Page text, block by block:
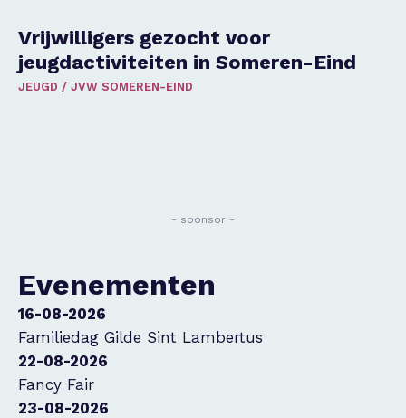
Vrijwilligers gezocht voor
jeugdactiviteiten in Someren-Eind
JEUGD / JVW SOMEREN-EIND
- sponsor -
Evenementen
16-08-2026
Familiedag Gilde Sint Lambertus
22-08-2026
Fancy Fair
23-08-2026